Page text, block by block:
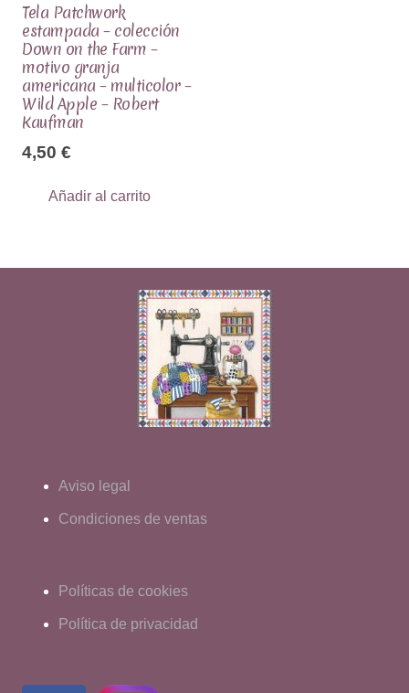
Tela Patchwork
estampada – colección
Down on the Farm –
motivo granja
americana – multicolor –
Wild Apple – Robert
Kaufman
4,50 €
Añadir al carrito
Aviso legal
Condiciones de ventas
Políticas de cookies
Política de privacidad